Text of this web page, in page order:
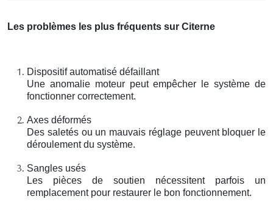
Les problèmes les plus fréquents sur Citerne
Dispositif automatisé défaillant
Une anomalie moteur peut empêcher le système de
fonctionner correctement.
Axes déformés
Des saletés ou un mauvais réglage peuvent bloquer le
déroulement du système.
Sangles usés
Les pièces de soutien nécessitent parfois un
remplacement pour restaurer le bon fonctionnement.